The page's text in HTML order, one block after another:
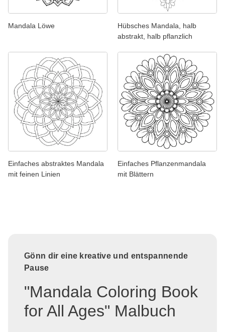
Mandala Löwe
Hübsches Mandala, halb
abstrakt, halb pflanzlich
Einfaches abstraktes Mandala
mit feinen Linien
Einfaches Pflanzenmandala
mit Blättern
Gönn dir eine kreative und entspannende
Pause
"Mandala Coloring Book
for All Ages" Malbuch